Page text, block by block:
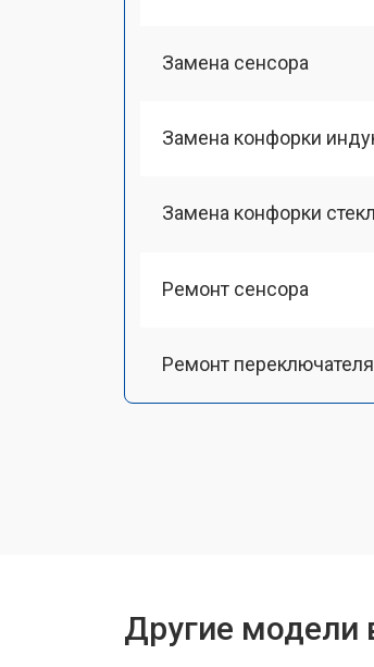
Замена сенсора
Замена конфорки
Замена конфорки
Ремонт сенсора
Ремонт переключателя
Другие модели